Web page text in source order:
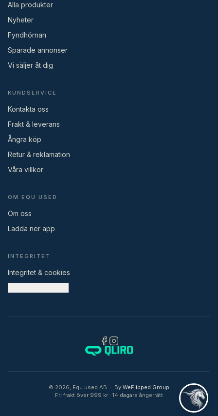
Alla produkter
Nyheter
Fyndhörnan
Sparade annonser
Vi säljer åt dig
KUNDSERVICE
Kontakta oss
Frakt & leverans
Ångra köp
Retur & reklamation
Våra villkor
OM EQU USED
Om oss
Ladda ner app
INTEGRITET
Integritet & cookies
© 2026, Equ used AB · By WeFlipped Group
Fri frakt över 999 kr · 14 dagars ångerrätt